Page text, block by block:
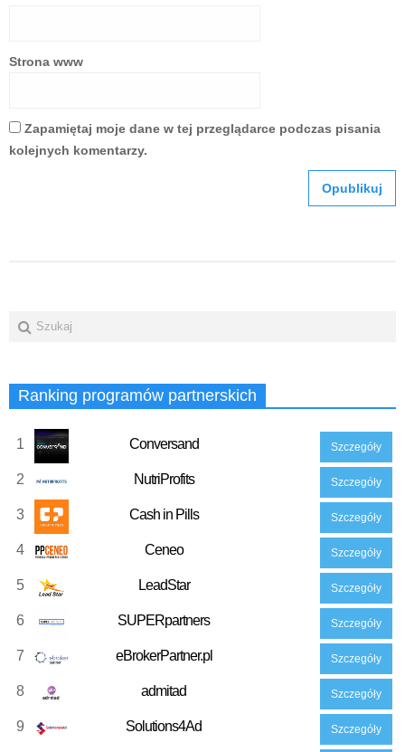
Strona www
Zapamiętaj moje dane w tej przeglądarce podczas pisania
kolejnych komentarzy.
Ranking programów partnerskich
1 Conversand Szczegóły
2 NutriProfits Szczegóły
3 Cash in Pills Szczegóły
4 Ceneo Szczegóły
5 LeadStar Szczegóły
6 SUPERpartners Szczegóły
7 eBrokerPartner.pl Szczegóły
8 admitad Szczegóły
9 Solutions4Ad Szczegóły